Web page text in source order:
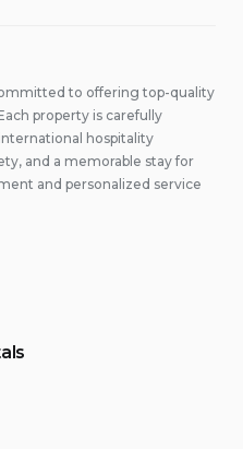
to offering top-quality
property is carefully
hospitality
and a memorable stay for
and personalized service